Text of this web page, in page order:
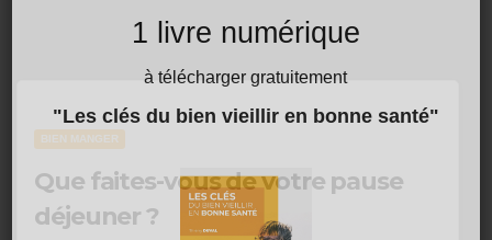
BIEN MANGER
Que faites-vous de votre pause
déjeuner ?
1 livre numérique
à télécharger gratuitement
"Les clés du bien vieillir en bonne santé"